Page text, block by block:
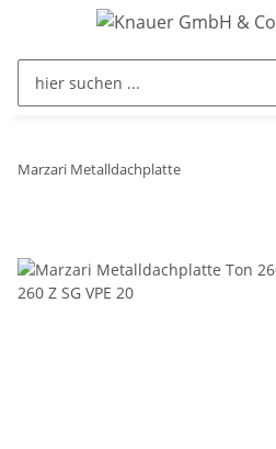
Marzari Metalldachplatte